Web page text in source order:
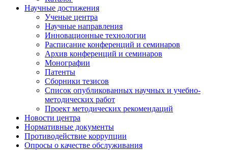
Научные достижения
Ученые центра
Научные направления
Инновационные технологии
Расписание конференций и семинаров
Архив конференций и семинаров
Монографии
Патенты
Сборники тезисов
Список опубликованных научных и учебно-
методических работ
Проект методических рекомендаций
Новости центра
Нормативные документы
Противодействие коррупции
Опросы о качестве обслуживания